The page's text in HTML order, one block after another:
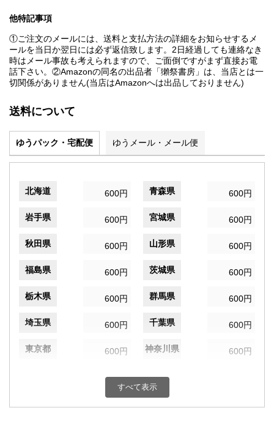
他特記事項
①ご注文のメールには、送料と支払方法の詳細をお知らせするメ
ールを当日か翌日には必ず返信致します。2日経過しても連絡なき
時はメール事故も考えられますので、ご面倒ですがまず直接お電
話下さい。②Amazonの同名の出品者「獺祭書房」は、当店とは一
切関係がありません(当店はAmazonへは出品しておりません)
送料について
ゆうパック・宅配便 ゆうメール・メール便
北海道 600円 青森県 600円
岩手県 600円 宮城県 600円
秋田県 600円 山形県 600円
福島県 600円 茨城県 600円
栃木県 600円 群馬県 600円
埼玉県 600円 千葉県 600円
東京都 600円 神奈川県 600円
600円 富山県
すべて表示